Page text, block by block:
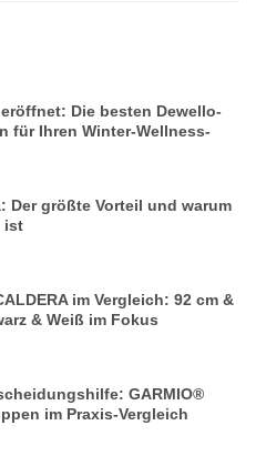
Die besten Dewello-
für Ihren Winter-Wellness-
Der größte Vorteil und warum
ist
im Vergleich: 92 cm &
& Weiß im Fokus
GARMIO®
im Praxis-Vergleich